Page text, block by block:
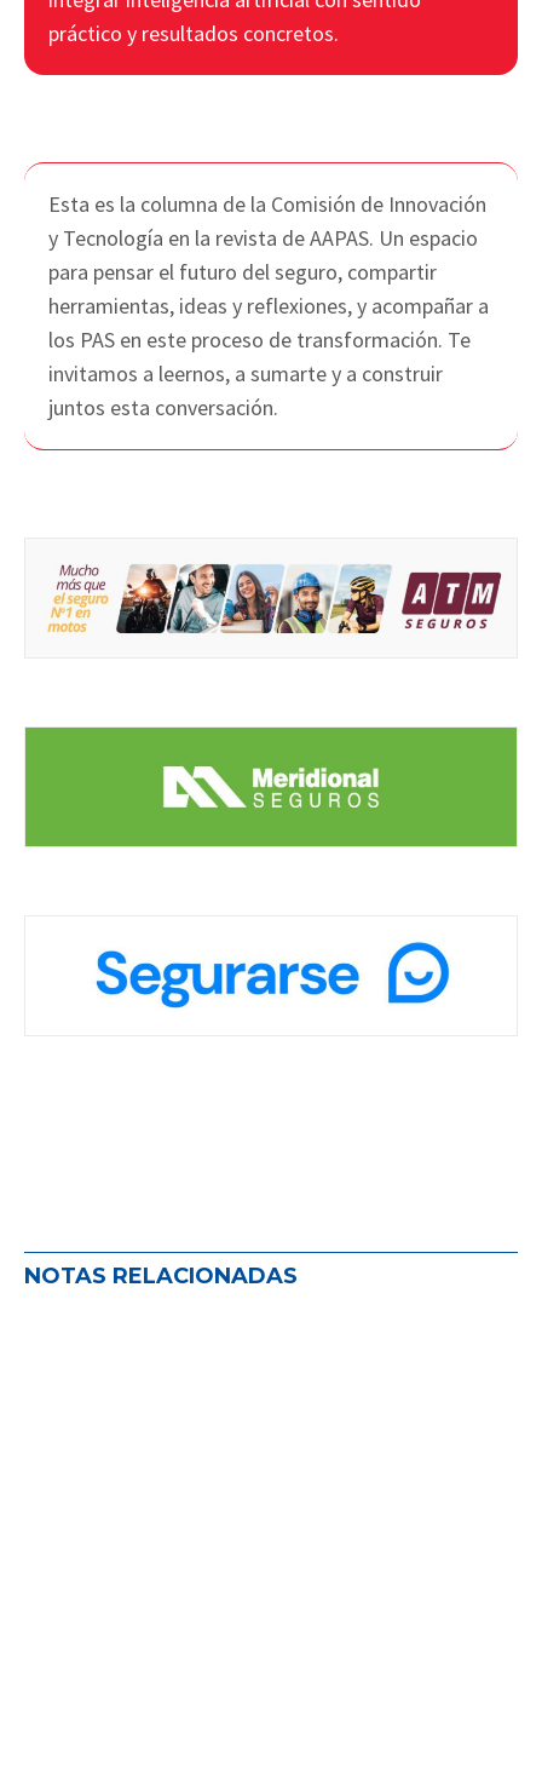
práctico y resultados concretos.
Esta es la columna de la Comisión de Innovación
y Tecnología en la revista de AAPAS. Un espacio
para pensar el futuro del seguro, compartir
herramientas, ideas y reflexiones, y acompañar a
los PAS en este proceso de transformación. Te
invitamos a leernos, a sumarte y a construir
juntos esta conversación.
NOTAS RELACIONADAS